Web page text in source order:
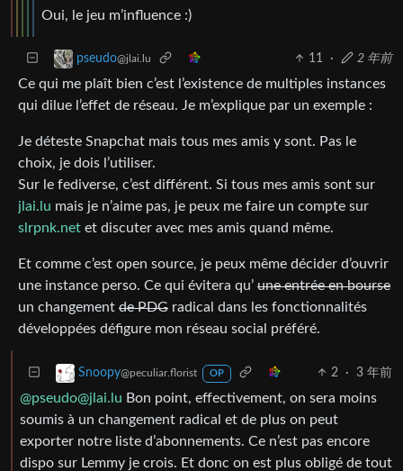
Oui, le jeu m’influence :)
pseudo@jlai.lu 11 · 2 年前
Ce qui me plaît bien c’est l’existence de multiples instances
qui dilue l’effet de réseau. Je m’explique par un exemple :
Je déteste Snapchat mais tous mes amis y sont. Pas le
choix, je dois l’utiliser.
Sur le fediverse, c’est différent. Si tous mes amis sont sur
jlai.lu mais je n’aime pas, je peux me faire un compte sur
slrpnk.net et discuter avec mes amis quand même.
Et comme c’est open source, je peux même décider d’ouvrir
une instance perso. Ce qui évitera qu’ une entrée en bourse
un changement de PDG radical dans les fonctionnalités
développées défigure mon réseau social préféré.
Snoopy@peculiar.florist OP 2 · 3 年前
@pseudo@jlai.lu Bon point, effectivement, on sera moins
soumis à un changement radical et de plus on peut
exporter notre liste d’abonnements. Ce n’est pas encore
dispo sur Lemmy je crois. Et donc on est plus obligé de tout